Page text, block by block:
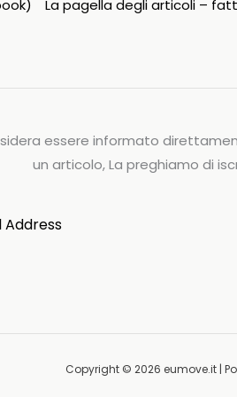
La pagella degli articoli –
essere informato
un articolo, La preghiamo di
Copyright © 2026 eumove.it |